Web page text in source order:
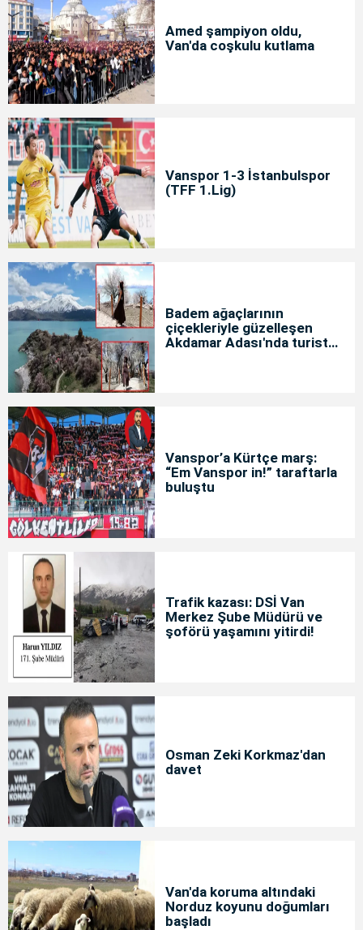
Amed şampiyon oldu,
Van'da coşkulu kutlama
Vanspor 1-3 İstanbulspor
(TFF 1.Lig)
Badem ağaçlarının
çiçekleriyle güzelleşen
Akdamar Adası'nda turist
Vanspor’a Kürtçe marş:
“Em Vanspor in!” taraftarla
buluştu
Trafik kazası: DSİ Van
Merkez Şube Müdürü ve
şoförü yaşamını yitirdi!
Osman Zeki Korkmaz'dan
davet
Van'da koruma altındaki
Norduz koyunu doğumları
başladı